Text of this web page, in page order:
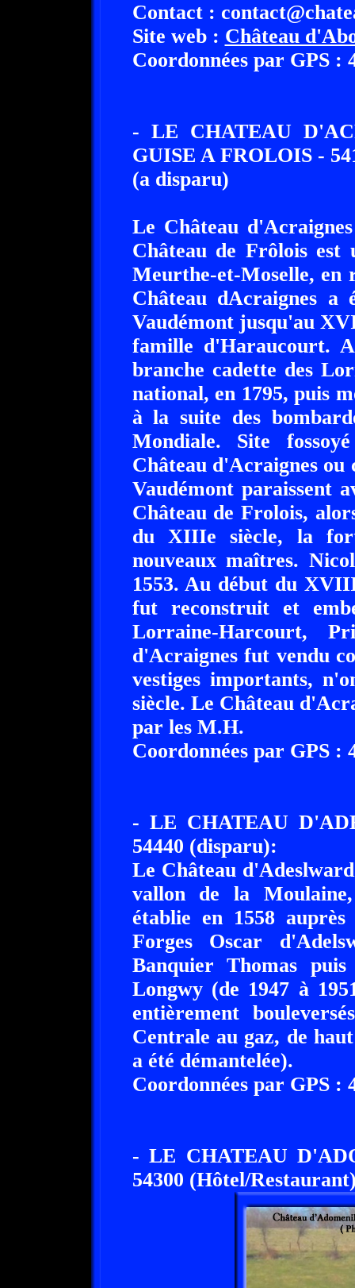
Contact :
Site web : Château
Coordonnées par GPS :
- LE CHATEAU
GUISE A FROLOIS -
(a disparu)
Le Château
Château de Frôlois
Meurthe-et-Moselle, en
Château dAcraignes a
Vaudémont jusqu'au
famille d'Haraucourt.
branche cadette des
national, en 1795, puis
à la suite des
Mondiale. Site
Château d'Acraignes ou
Vaudémont paraissent
Château de Frolois,
du XIIIe siècle, la
nouveaux maîtres.
1553. Au début du
fut reconstruit et
Lorraine-Harcourt,
d'Acraignes fut vendu
vestiges importants,
siècle. Le Château
par les M.H.
Coordonnées par GPS :
- LE CHATEAU
54440 (disparu):
Le Château
vallon de la
établie en 1558
Forges Oscar
Banquier Thomas
Longwy (de 1947 à
entièrement
Centrale au gaz, de
a été démantelée).
Coordonnées par GPS :
- LE CHATEAU
54300 (Hôtel/